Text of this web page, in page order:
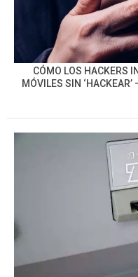
CÓMO LOS HACKERS
MÓVILES SIN